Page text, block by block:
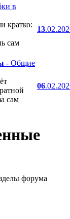
в
кратко:
сам
13
- Общие
сам
06
форума